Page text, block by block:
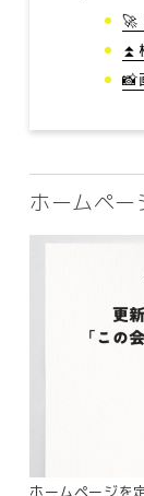
🚀
⏫
📸
ホームペー
ホームページを